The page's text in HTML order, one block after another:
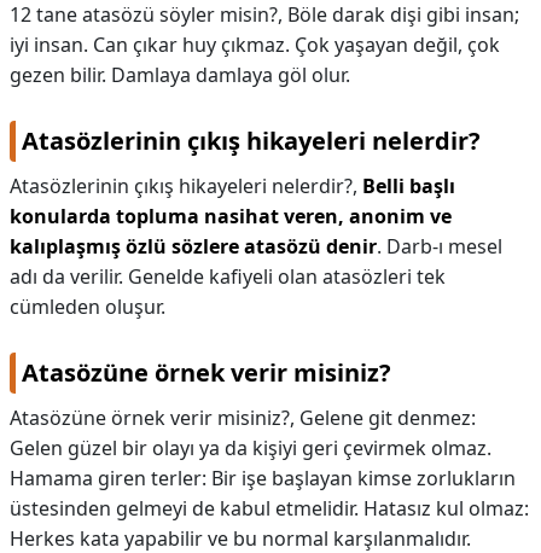
12 tane atasözü söyler misin?, Böle darak dişi gibi insan;
iyi insan. Can çıkar huy çıkmaz. Çok yaşayan değil, çok
gezen bilir. Damlaya damlaya göl olur.
Atasözlerinin çıkış hikayeleri nelerdir?
Atasözlerinin çıkış hikayeleri nelerdir?, Belli başlı
konularda topluma nasihat veren, anonim ve
kalıplaşmış özlü sözlere atasözü denir. Darb-ı mesel
adı da verilir. Genelde kafiyeli olan atasözleri tek
cümleden oluşur.
Atasözüne örnek verir misiniz?
Atasözüne örnek verir misiniz?, Gelene git denmez:
Gelen güzel bir olayı ya da kişiyi geri çevirmek olmaz.
Hamama giren terler: Bir işe başlayan kimse zorlukların
üstesinden gelmeyi de kabul etmelidir. Hatasız kul olmaz:
Herkes kata yapabilir ve bu normal karşılanmalıdır.